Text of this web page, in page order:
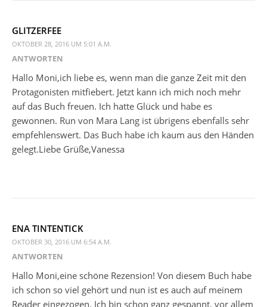
GLITZERFEE
OKTOBER 28, 2016 UM 5:01 A.M.
ANTWORTEN
Hallo Moni,ich liebe es, wenn man die ganze Zeit mit den
Protagonisten mitfiebert. Jetzt kann ich mich noch mehr
auf das Buch freuen. Ich hatte Glück und habe es
gewonnen. Run von Mara Lang ist übrigens ebenfalls sehr
empfehlenswert. Das Buch habe ich kaum aus den Händen
gelegt.Liebe Grüße,Vanessa
ENA TINTENTICK
OKTOBER 30, 2016 UM 6:54 A.M.
ANTWORTEN
Hallo Moni,eine schöne Rezension! Von diesem Buch habe
ich schon so viel gehört und nun ist es auch auf meinem
Reader eingezogen. Ich bin schon ganz gespannt, vor allem